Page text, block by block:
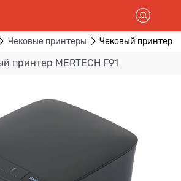
Чековые принтеры Чековый принтер
принтер MERTECH F91